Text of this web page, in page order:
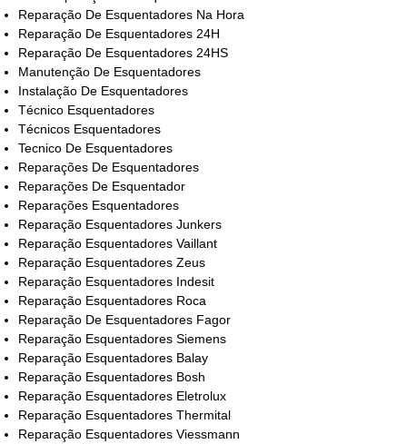
Reparação De Esquentadores Na Hora
Reparação De Esquentadores 24H
Reparação De Esquentadores 24HS
Manutenção De Esquentadores
Instalação De Esquentadores
Técnico Esquentadores
Técnicos Esquentadores
Tecnico De Esquentadores
Reparações De Esquentadores
Reparações De Esquentador
Reparações Esquentadores
Reparação Esquentadores Junkers
Reparação Esquentadores Vaillant
Reparação Esquentadores Zeus
Reparação Esquentadores Indesit
Reparação Esquentadores Roca
Reparação De Esquentadores Fagor
Reparação Esquentadores Siemens
Reparação Esquentadores Balay
Reparação Esquentadores Bosh
Reparação Esquentadores Eletrolux
Reparação Esquentadores Thermital
Reparação Esquentadores Viessmann